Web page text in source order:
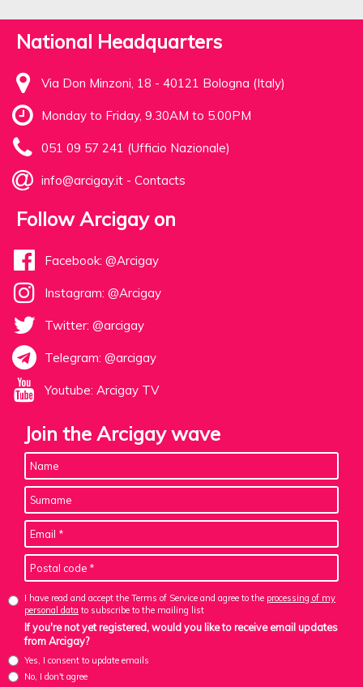
National Headquarters
Via Don Minzoni, 18 - 40121 Bologna (Italy)
Monday to Friday, 9.30AM to 5.00PM
051 09 57 241 (Ufficio Nazionale)
info@arcigay.it - Contacts
Follow Arcigay on
Facebook: @Arcigay
Instagram: @Arcigay
Twitter: @arcigay
Telegram: @arcigay
Youtube: Arcigay TV
Join the Arcigay wave
I have read and accept the Terms of Service and agree to the processing of my
personal data to subscribe to the mailing list
If you're not yet registered, would you like to receive email updates
from Arcigay?
Yes, I consent to update emails
No, I don't agree